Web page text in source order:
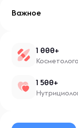
Важное
1 000+
1 500+